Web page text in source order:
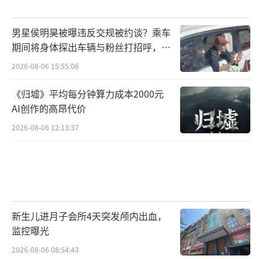
男星侯明昊被曝违反交规被约谈？乘车
期间将身体探出车辆与粉丝打招呼，当
地交警回应
2026-08-06 15:55:06
《归墟》平均每分钟算力成本2000元
AI创作的高昂代价
2026-08-06 12:13:37
新生儿进月子会所4天突发颅内出血，
监控曝光
2026-08-06 08:54:43